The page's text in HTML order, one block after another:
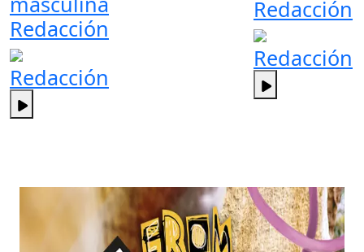
Redacción
Redacción
Redacción
Redacción